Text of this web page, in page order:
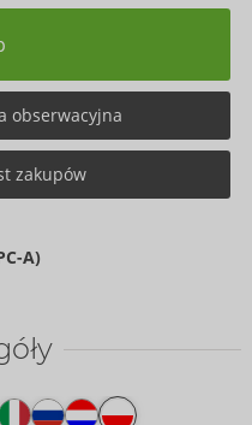
obserwacyjna
zakupów
A)